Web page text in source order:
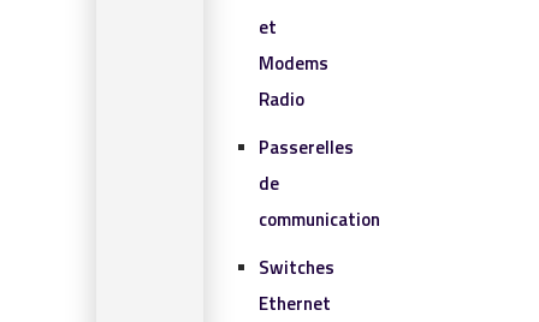
et
Modems
Radio
Passerelles
de
communication
Switches
Ethernet